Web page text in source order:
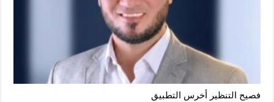
فصيح التنظير أخرس التطبيق